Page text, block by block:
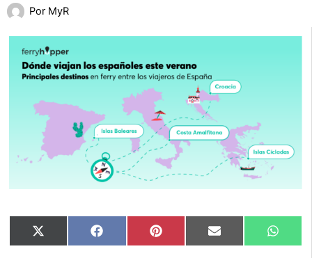
Por MyR
Compartir
en
X
(Twitter)
Compartir
en
Facebook Compartir
en
Pinterest Compartir
en
Email
en